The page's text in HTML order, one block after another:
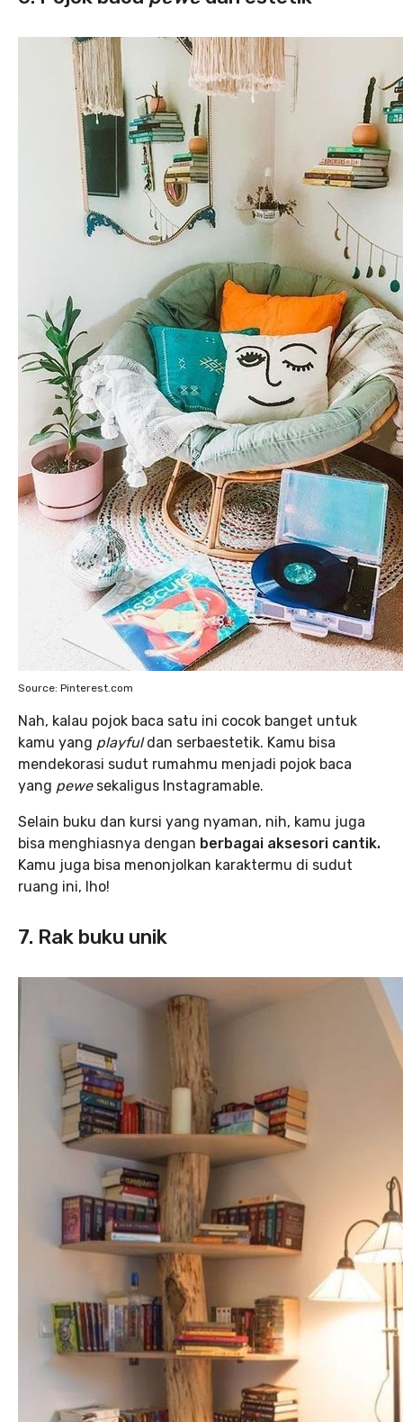
Source: Pinterest.com
Nah, kalau pojok baca satu ini cocok banget untuk
kamu yang playfuldan serbaestetik. Kamu bisa
mendekorasi sudut rumahmu menjadi pojok baca
yang pewe sekaligus Instagramable.
Selain buku dan kursi yang nyaman, nih, kamu juga
bisa menghiasnya dengan berbagai aksesori cantik.
Kamu juga bisa menonjolkan karaktermu di sudut
ruang ini, lho!
7. Rak buku unik